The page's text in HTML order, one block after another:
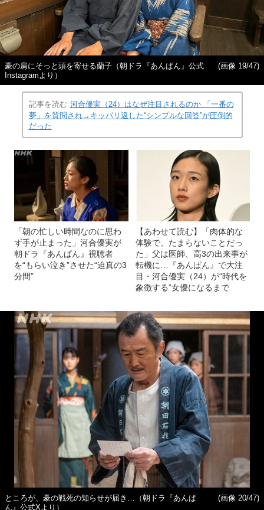
豪の肩にそっと頭を寄せる蘭子（朝ドラ『あんぱん』公式
Instagramより）
(画像 19/47)
記事を読む 河合優実（24）はなぜ注目されるのか 「一番の
夢」を質問され→キッパリ返した“シンプルな回答”が圧倒的
だった
「朝の忙しい時間なのに思わ
ず手が止まった」河合優実が
朝ドラ『あんぱん』視聴者
を“もらい泣き”させた“迫真の3
分間”
【あわせて読む】「肉体的な
体験で、たまらないことだっ
た」父は医師、高3の出来事が
転機に…『あんぱん』で大注
目・河合優実（24）が“時代を
象徴する”女優になるまで
ところが、豪の戦死の知らせが届き…（朝ドラ『あんぱ
ん』公式Xより）
(画像 20/47)